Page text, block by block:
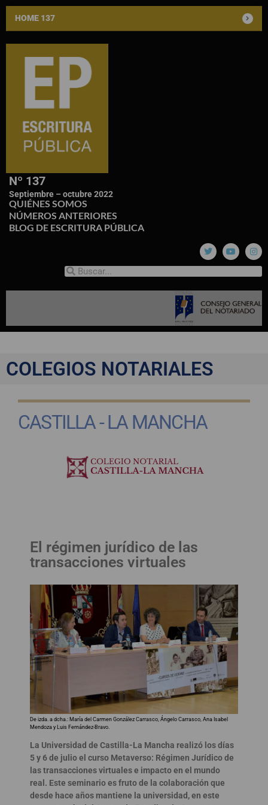
HOME 137
Nº 137
Septiembre – octubre 2022
QUIÉNES SOMOS
NÚMEROS ANTERIORES
BLOG DE ESCRITURA PÚBLICA
COLEGIOS NOTARIALES
CASTILLA - LA MANCHA
El régimen jurídico de las
transacciones virtuales
De izda. a dcha.: María del Carmen González Carrasco, Ángelo Carrasco, Ana Isabel
Mendoza y Luis Fernández-Bravo.
La Universidad de Castilla-La Mancha realizó los días
5 y 6 de julio el curso Metaverso: Régimen Jurídico de
las transacciones virtuales e impacto en el mundo
real. Este seminario es fruto de la colaboración que
desde hace años mantiene la universidad, en este